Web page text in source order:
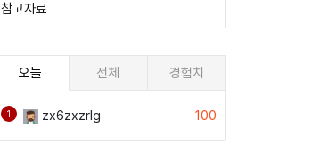
참고자료
오늘 전체 경험치
1 zx6zxzrlg 100